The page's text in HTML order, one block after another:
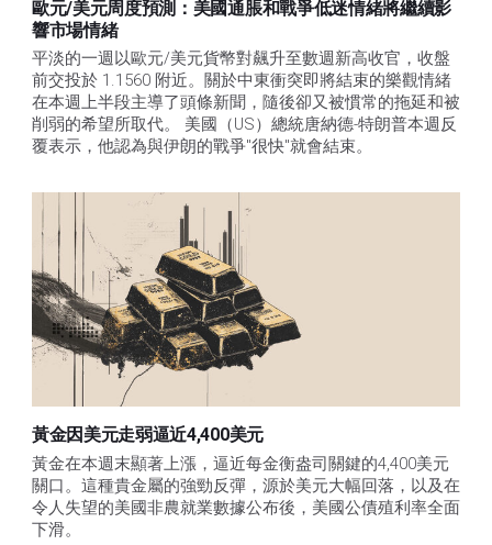
歐元/美元周度預測：美國通脹和戰爭低迷情緒將繼續影
響市場情緒
平淡的一週以歐元/美元貨幣對飆升至數週新高收官，收盤
前交投於 1.1560 附近。關於中東衝突即將結束的樂觀情緒
在本週上半段主導了頭條新聞，隨後卻又被慣常的拖延和被
削弱的希望所取代。 美國（US）總統唐納德-特朗普本週反
覆表示，他認為與伊朗的戰爭"很快"就會結束。
黃金因美元走弱逼近4,400美元
黃金在本週末顯著上漲，逼近每金衡盎司關鍵的4,400美元
關口。這種貴金屬的強勁反彈，源於美元大幅回落，以及在
令人失望的美國非農就業數據公布後，美國公債殖利率全面
下滑。